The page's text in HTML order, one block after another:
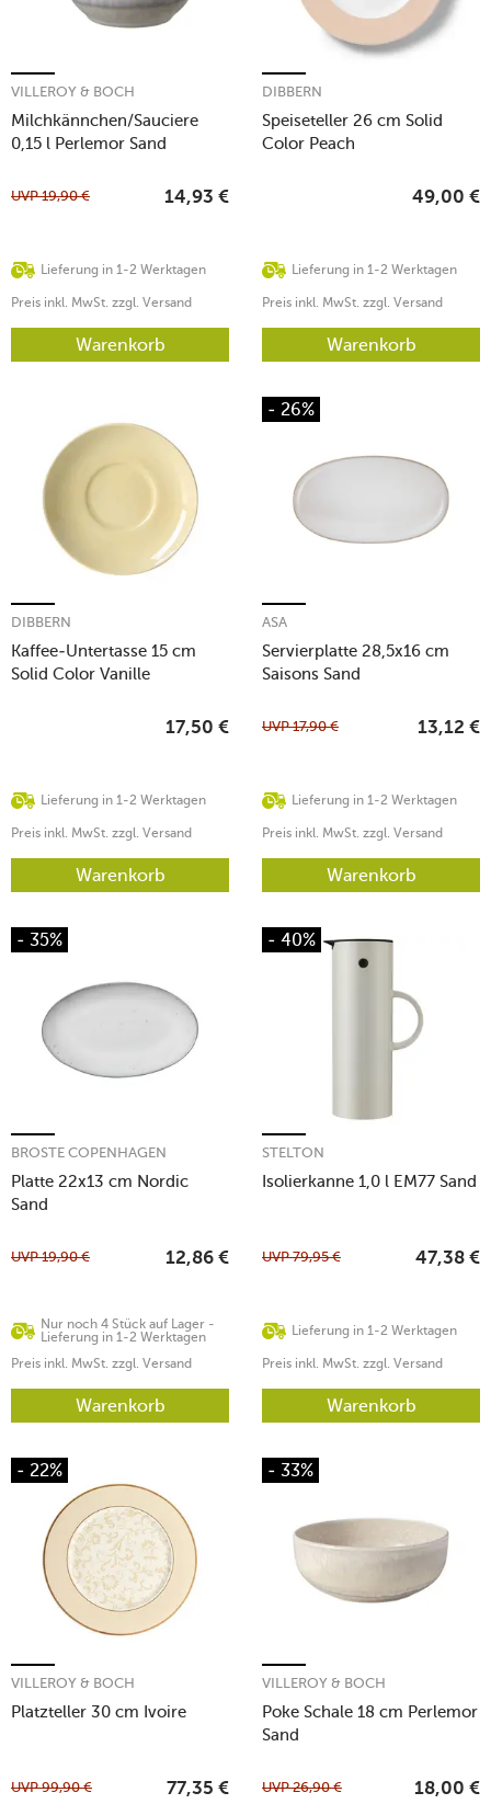
Milchkännchen/Sauciere
0,15 l Perlemor Sand
VILLEROY & BOCH
Lieferung in 1-2 Werktagen
UVP19,90 € 14,93 €
Preis inkl. MwSt. zzgl. Versand
Warenkorb
Speiseteller 26 cm Solid
Color Peach
DIBBERN
Lieferung in 1-2 Werktagen
49,00 €
Preis inkl. MwSt. zzgl. Versand
Warenkorb
Kaffee-Untertasse 15 cm
Solid Color Vanille
DIBBERN
Lieferung in 1-2 Werktagen
17,50 €
Preis inkl. MwSt. zzgl. Versand
Warenkorb
- 26%
Servierplatte 28,5x16 cm
Saisons Sand
ASA
Lieferung in 1-2 Werktagen
UVP17,90 € 13,12 €
Preis inkl. MwSt. zzgl. Versand
Warenkorb
- 35%
Platte 22x13 cm Nordic
Sand
BROSTE COPENHAGEN
Nur noch 4 Stück auf Lager -
Lieferung in 1-2 Werktagen
UVP19,90 € 12,86 €
Preis inkl. MwSt. zzgl. Versand
Warenkorb
- 40%
Isolierkanne 1,0 l EM77 Sand
STELTON
Lieferung in 1-2 Werktagen
UVP79,95 € 47,38 €
Preis inkl. MwSt. zzgl. Versand
Warenkorb
- 22%
Platzteller 30 cm Ivoire
VILLEROY & BOCH
UVP99,90 € 77,35 €
- 33%
Poke Schale 18 cm Perlemor
Sand
VILLEROY & BOCH
UVP26,90 € 18,00 €